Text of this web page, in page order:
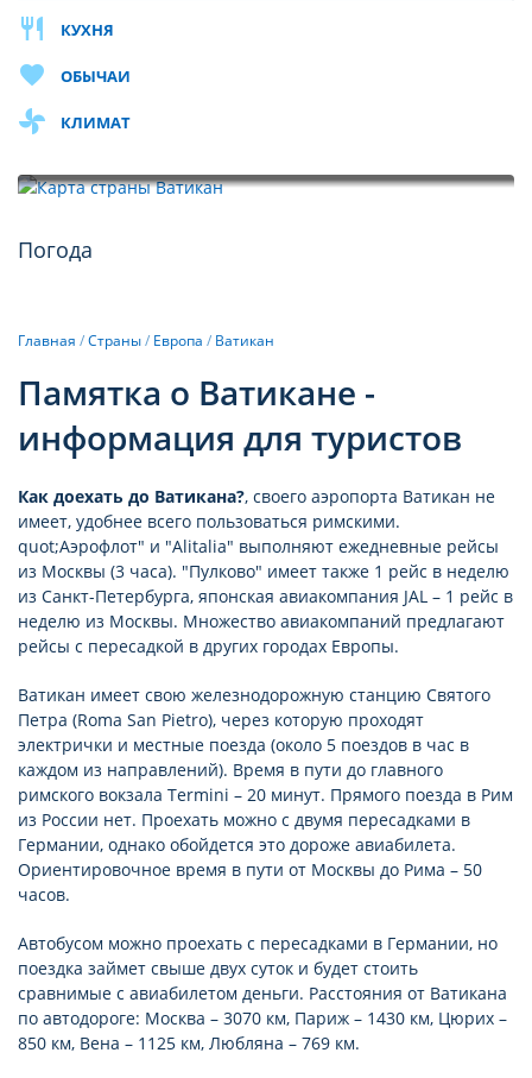
restaurant КУХНЯ
favorite ОБЫЧАИ
toys КЛИМАТ
Погода
Главная /Страны/ Европа / Ватикан
Памятка о Ватикане -
информация для туристов
Как доехать до Ватикана?, своего аэропорта Ватикан не
имеет, удобнее всего пользоваться римскими.
quot;Аэрофлот" и "Alitalia" выполняют ежедневные рейсы
из Москвы (3 часа). "Пулково" имеет также 1 рейс в неделю
из Санкт-Петербурга, японская авиакомпания JAL – 1 рейс в
неделю из Москвы. Множество авиакомпаний предлагают
рейсы с пересадкой в других городах Европы.
Ватикан имеет свою железнодорожную станцию Святого
Петра (Roma San Pietro), через которую проходят
электрички и местные поезда (около 5 поездов в час в
каждом из направлений). Время в пути до главного
римского вокзала Termini – 20 минут. Прямого поезда в Рим
из России нет. Проехать можно с двумя пересадками в
Германии, однако обойдется это дороже авиабилета.
Ориентировочное время в пути от Москвы до Рима – 50
часов.
Автобусом можно проехать с пересадками в Германии, но
поездка займет свыше двух суток и будет стоить
сравнимые с авиабилетом деньги. Расстояния от Ватикана
по автодороге: Москва – 3070 км, Париж – 1430 км, Цюрих –
850 км, Вена – 1125 км, Любляна – 769 км.